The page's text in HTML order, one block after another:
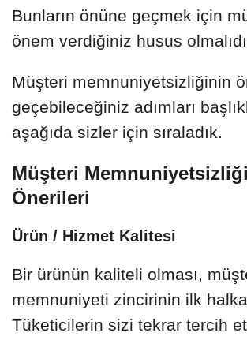
Bunların önüne geçmek için
önem verdiğiniz husus
Müşteri memnuniyetsizliğinin
geçebileceğiniz adımları
aşağıda sizler için sıraladık.
Müşteri
Önerileri
Ürün / Hizmet Kalitesi
Bir ürünün kaliteli olması,
memnuniyeti zincirinin ilk
Tüketicilerin sizi tekrar tercih